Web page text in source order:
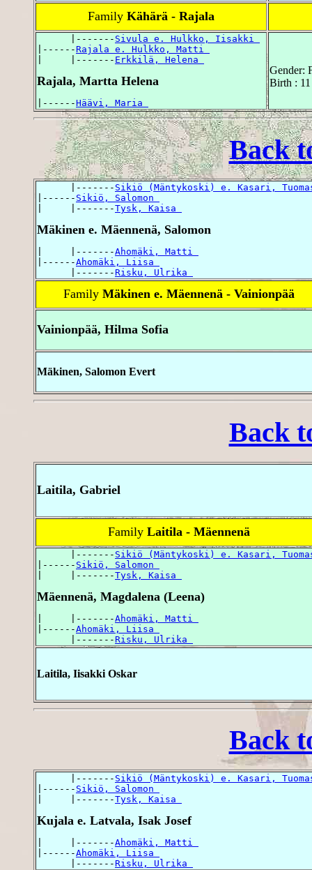
Family Kähärä - Rajala
      |-------
Sivula e. Hulkko, Iisakki
|------Rajala e. Hulkko, Matti
|     |------- Erkkilä, Helena
Rajala, Martta Helena
|------Häävi, Maria
Gender:
Birth :
Back
      |-------
Sikiö (Mäntykoski) e. Kasari,
|------ Sikiö, Salomon
|     |-------Tysk, Kaisa
Mäkinen e. Mäennenä, Salomon
|     |-------Ahomäki, Matti
|------Ahomäki, Liisa
      |-------
Risku, Ulrika
Family Mäkinen e. Mäennenä - Vainionpää
Vainionpää, Hilma Sofia
Mäkinen, Salomon Evert
Back
Laitila, Gabriel
Family Laitila - Mäennenä
      |-------
Sikiö (Mäntykoski) e. Kasari,
|------ Sikiö, Salomon
|     |-------Tysk, Kaisa
Mäennenä, Magdalena (Leena)
|     |-------Ahomäki, Matti
|------Ahomäki, Liisa
      |-------
Risku, Ulrika
Laitila, Iisakki Oskar
Back
      |-------
Sikiö (Mäntykoski) e. Kasari,
|------ Sikiö, Salomon
|     |-------Tysk, Kaisa
Kujala e. Latvala, Isak Josef
|     |-------Ahomäki, Matti
|------Ahomäki, Liisa
      |-------
Risku, Ulrika